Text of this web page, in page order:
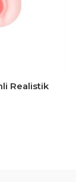
Realistik